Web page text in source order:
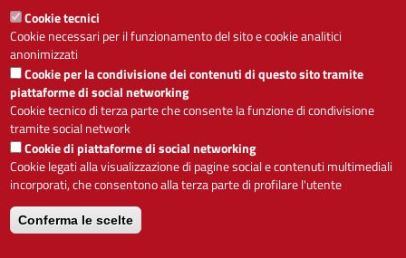
ACCESSIBILITÀ
- A +
Alto contrasto
Servizio realizzato da
Cookie tecnici
Cookie necessari per il funzionamento del sito e cookie analitici
anonimizzati
Cookie per la condivisione dei contenuti di questo sito tramite
piattaforme di social networking
Cookie tecnico di terza parte che consente la funzione di condivisione
tramite social network
Cookie di piattaforme di social networking
Cookie legati alla visualizzazione di pagine social e contenuti multimediali
incorporati, che consentono alla terza parte di profilare l'utente
Conferma le scelte